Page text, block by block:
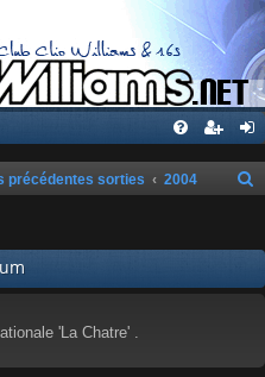
précédentes sorties 2004
c
'La Chatre' .